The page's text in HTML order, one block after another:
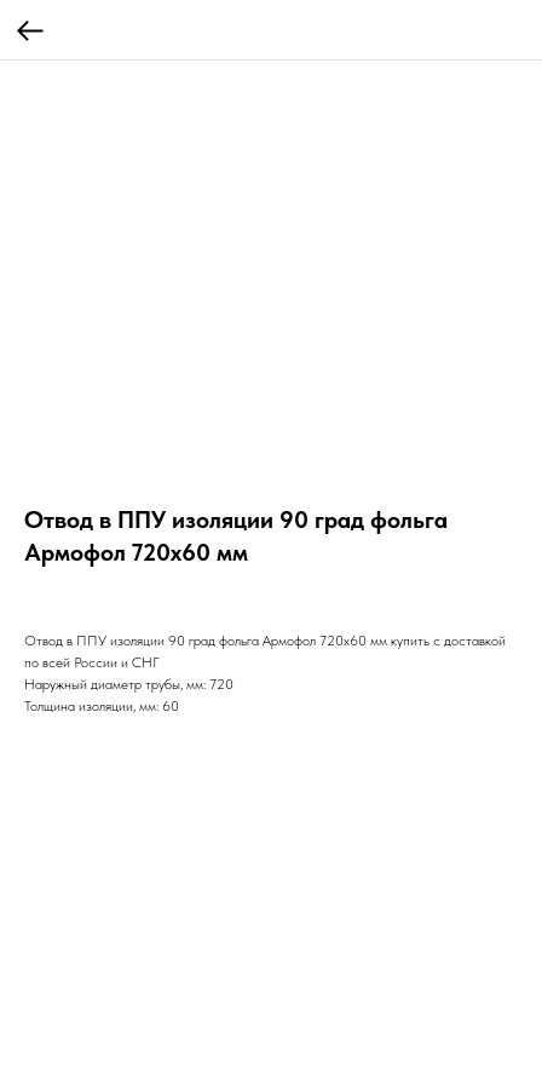
Отвод в ППУ изоляции 90 град фольга
Армофол 720х60 мм
Отвод в ППУ изоляции 90 град фольга Армофол 720х60 мм купить с доставкой
по всей России и СНГ
Наружный диаметр трубы, мм: 720
Толщина изоляции, мм: 60